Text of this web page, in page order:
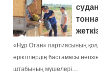
«Нұр Отан» партиясының
еріктілердің бастамасы
штабының мүшелері....